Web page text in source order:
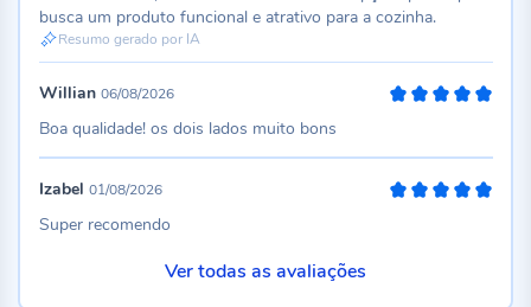
busca um produto funcional e atrativo para a cozinha.
Resumo gerado por IA
Willian 06/08/2026
Boa qualidade! os dois lados muito bons
Izabel 01/08/2026
Super recomendo
Ver todas as avaliações